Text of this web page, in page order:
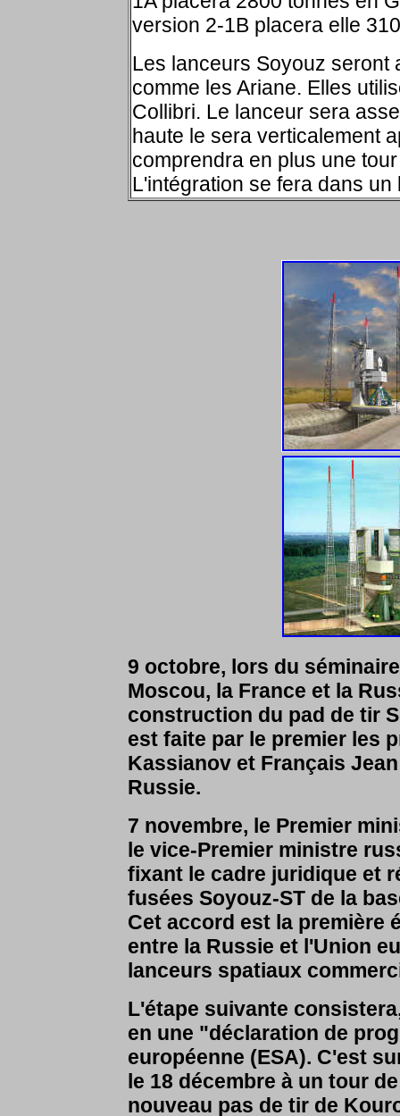
version 2-1B placera elle
Les lanceurs Soyouz seront
comme les Ariane. Elles
Collibri. Le lanceur sera
haute le sera verticalement
comprendra en plus une
L'intégration se fera dans
9 octobre, lors du
Moscou, la France et la
construction du pad de tir
est faite par le premier les
Kassianov et Français
Russie.
7 novembre, le Premier
le vice-Premier ministre
fixant le cadre juridique et
fusées Soyouz-ST de la
Cet accord est la première
entre la Russie et l'Union
lanceurs spatiaux
L'étape suivante
en une "déclaration de
européenne (ESA). C'est
le 18 décembre à un tour
nouveau pas de tir de